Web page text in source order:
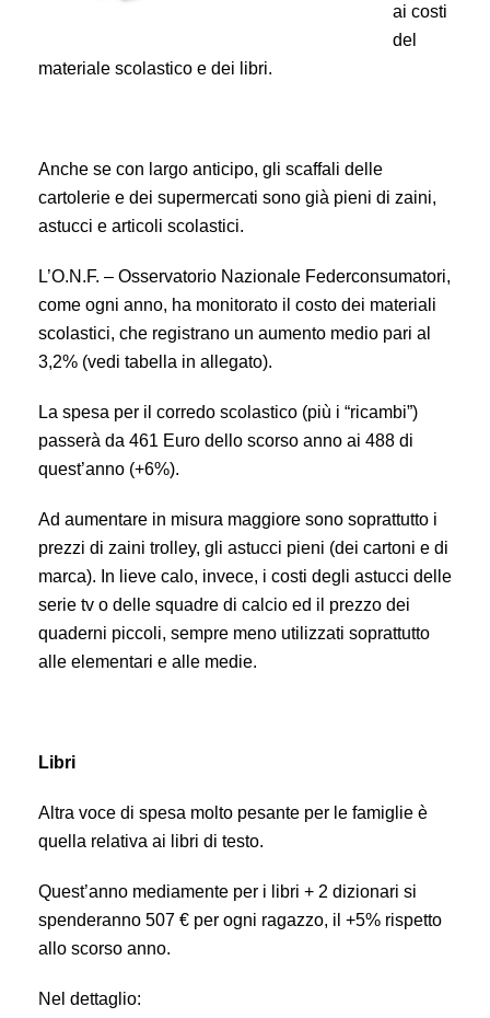
ai costi
del
materiale scolastico e dei libri.
Anche se con largo anticipo, gli scaffali delle
cartolerie e dei supermercati sono già pieni di zaini,
astucci e articoli scolastici.
L’O.N.F. – Osservatorio Nazionale Federconsumatori,
come ogni anno, ha monitorato il costo dei materiali
scolastici, che registrano un aumento medio pari al
3,2% (vedi tabella in allegato).
La spesa per il corredo scolastico (più i “ricambi”)
passerà da 461 Euro dello scorso anno ai 488 di
quest’anno (+6%).
Ad aumentare in misura maggiore sono soprattutto i
prezzi di zaini trolley, gli astucci pieni (dei cartoni e di
marca). In lieve calo, invece, i costi degli astucci delle
serie tv o delle squadre di calcio ed il prezzo dei
quaderni piccoli, sempre meno utilizzati soprattutto
alle elementari e alle medie.
Libri
Altra voce di spesa molto pesante per le famiglie è
quella relativa ai libri di testo.
Quest’anno mediamente per i libri + 2 dizionari si
spenderanno 507 € per ogni ragazzo, il +5% rispetto
allo scorso anno.
Nel dettaglio: